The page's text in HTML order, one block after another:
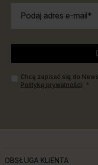
Podaj adres e-mail
Chcę zapisać się do
Politykę prywatności.
OBSŁUGA KLIENTA